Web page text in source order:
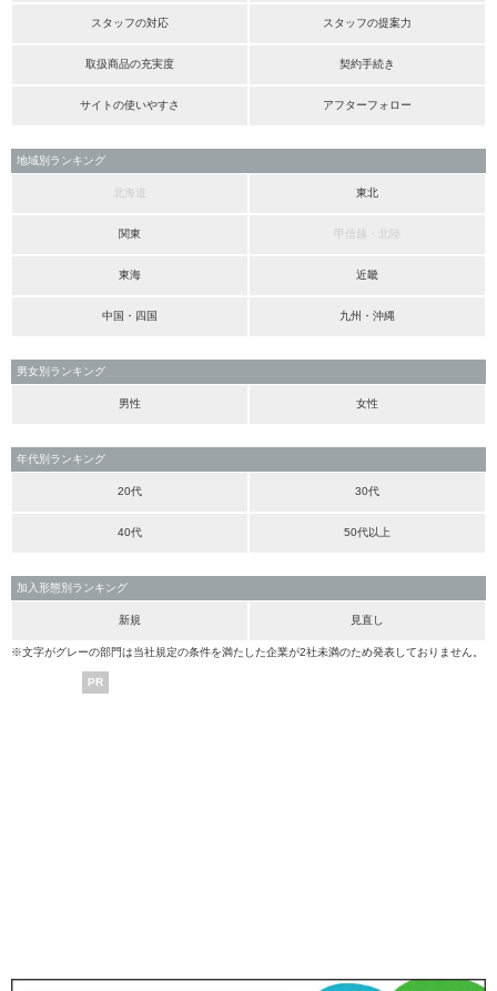
スタッフの対応 スタッフの提案力
取扱商品の充実度 契約手続き
サイトの使いやすさ アフターフォロー
地域別ランキング
北海道 東北
関東 甲信越・北陸
東海 近畿
中国・四国 九州・沖縄
男女別ランキング
男性 女性
年代別ランキング
20代 30代
40代 50代以上
加入形態別ランキング
新規 見直し
※文字がグレーの部門は当社規定の条件を満たした企業が2社未満のため発表しておりません。
PR